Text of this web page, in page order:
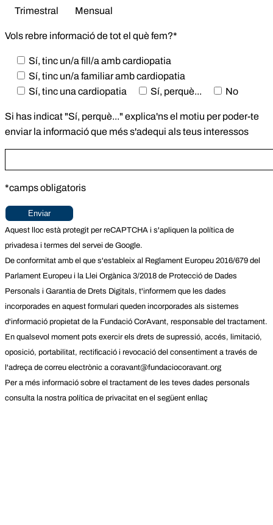
Trimestral Mensual
Vols rebre informació de tot el què fem?*
Sí, tinc un/a fill/a amb cardiopatia
Sí, tinc un/a familiar amb cardiopatia
Sí, tinc una cardiopatia
Sí, perquè... No
Si has indicat "Sí, perquè..." explica'ns el motiu per poder-te
enviar la informació que més s'adequi als teus interessos
*camps obligatoris
Aquest lloc està protegit per reCAPTCHA i s'apliquen la política de
privadesa i termes del servei de Google.
De conformitat amb el que s'estableix al Reglament Europeu 2016/679 del
Parlament Europeu i la Llei Orgànica 3/2018 de Protecció de Dades
Personals i Garantia de Drets Digitals, t'informem que les dades
incorporades en aquest formulari queden incorporades als sistemes
d'informació propietat de la Fundació CorAvant, responsable del tractament.
En qualsevol moment pots exercir els drets de supressió, accés, limitació,
oposició, portabilitat, rectificació i revocació del consentiment a través de
l'adreça de correu electrònic a coravant@fundaciocoravant.org
Per a més informació sobre el tractament de les teves dades personals
consulta la nostra política de privacitat en el següent enllaç